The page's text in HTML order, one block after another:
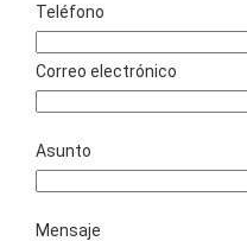
Teléfono
Correo electrónico
Asunto
Mensaje